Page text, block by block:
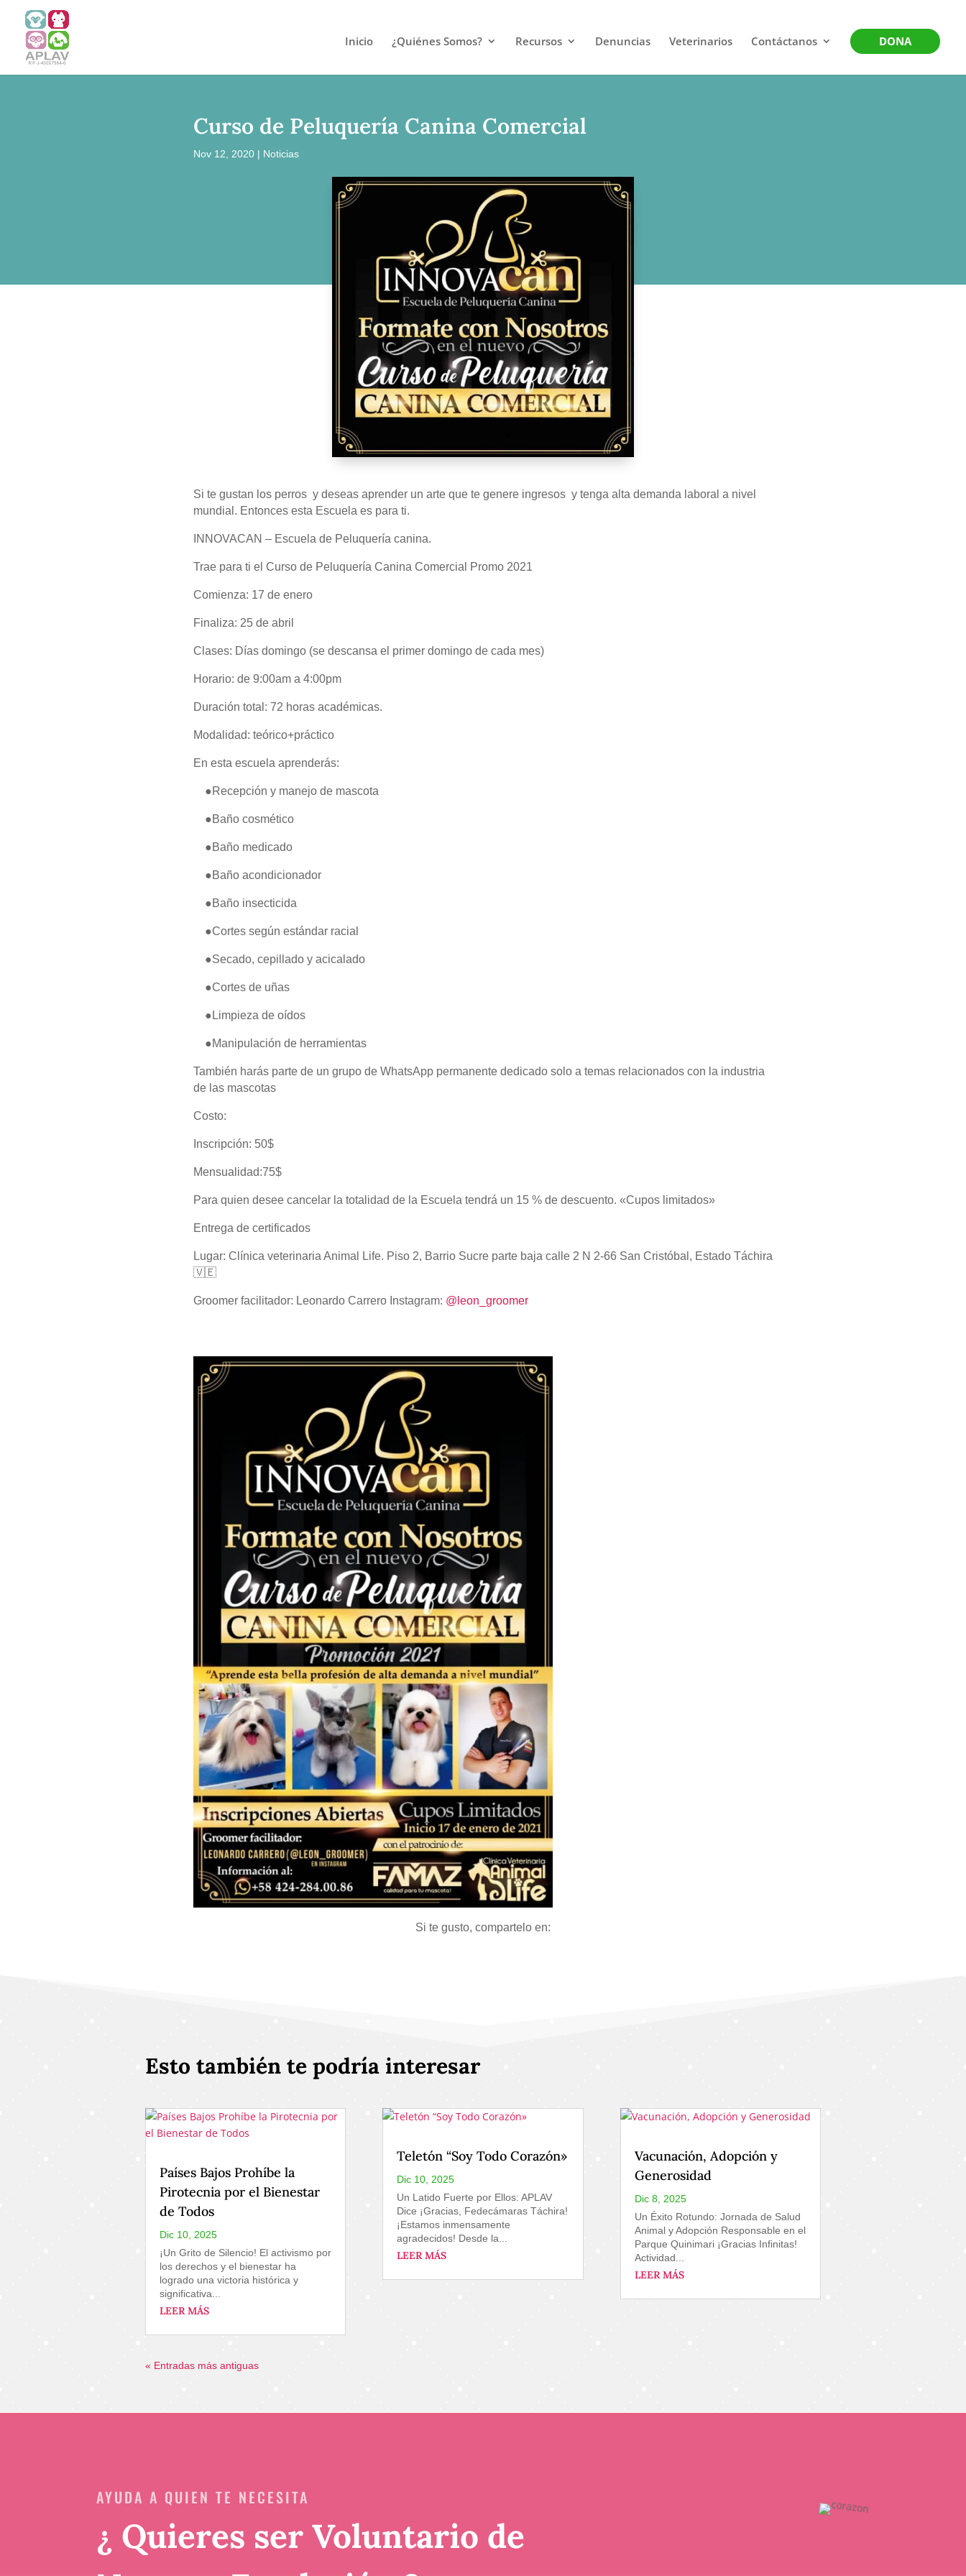
Inicio ¿Quiénes Somos? Recursos Denuncias Veterinarios Contáctanos DONA
Curso de Peluquería Canina Comercial
Nov 12, 2020| Noticias
Si te gustan los perros y deseas aprender un arte que te genere ingresos y tenga alta demanda laboral a nivel
mundial. Entonces esta Escuela es para ti.
INNOVACAN – Escuela de Peluquería canina.
Trae para ti el Curso de Peluquería Canina Comercial Promo 2021
Comienza: 17 de enero
Finaliza: 25 de abril
Clases: Días domingo (se descansa el primer domingo de cada mes)
Horario: de 9:00am a 4:00pm
Duración total: 72 horas académicas.
Modalidad: teórico+práctico
En esta escuela aprenderás:
●Recepción y manejo de mascota
●Baño cosmético
●Baño medicado
●Baño acondicionador
●Baño insecticida
●Cortes según estándar racial
●Secado, cepillado y acicalado
●Cortes de uñas
●Limpieza de oídos
●Manipulación de herramientas
También harás parte de un grupo de WhatsApp permanente dedicado solo a temas relacionados con la industria
de las mascotas
Costo:
Inscripción: 50$
Mensualidad:75$
Para quien desee cancelar la totalidad de la Escuela tendrá un 15 % de descuento. «Cupos limitados»
Entrega de certificados
Lugar: Clínica veterinaria Animal Life. Piso 2, Barrio Sucre parte baja calle 2 N 2-66 San Cristóbal, Estado Táchira
🇻🇪
Groomer facilitador: Leonardo Carrero Instagram: @leon_groomer
Si te gusto, compartelo en:
Esto también te podría interesar
Países Bajos Prohíbe la
Pirotecnia por el Bienestar
de Todos
Dic 10, 2025
¡Un Grito de Silencio! El activismo por
los derechos y el bienestar ha
logrado una victoria histórica y
significativa...
LEER MÁS
Teletón “Soy Todo Corazón»
Dic 10, 2025
Un Latido Fuerte por Ellos: APLAV
Dice ¡Gracias, Fedecámaras Táchira!
¡Estamos inmensamente
agradecidos! Desde la...
LEER MÁS
Vacunación, Adopción y
Generosidad
Dic 8, 2025
Un Éxito Rotundo: Jornada de Salud
Animal y Adopción Responsable en el
Parque Quinimari ¡Gracias Infinitas!
Actividad...
LEER MÁS
« Entradas más antiguas
AYUDA A QUIEN TE NECESITA
¿ Quieres ser Voluntario de